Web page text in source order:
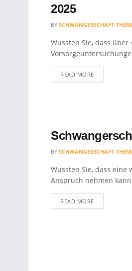
2025
BY SCHWANGERSCHAFT-
Wussten Sie, dass
READ MOREDETAILS
BY SCHWANGERSCHAFT-
Wussten Sie, dass
Anspruch nehmen
READ MOREDETAILS